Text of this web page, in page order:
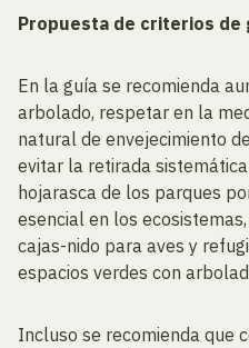
Propuesta de criterios de
En la guía se recomienda
arbolado, respetar en la
natural de envejecimiento
evitar la retirada
hojarasca de los parques
esencial en los
cajas-nido para aves y
espacios verdes con
Incluso se recomienda que